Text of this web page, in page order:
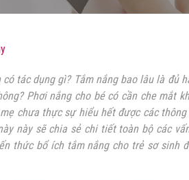
tác dụng gì? Tắm nắng bao lâu là đủ
Phơi nắng cho bé có cần che mắt
chưa thực sự hiểu hết được các
này sẽ chia sẻ chi tiết toàn bộ các
thức bổ ích tắm nắng cho trẻ sơ sinh